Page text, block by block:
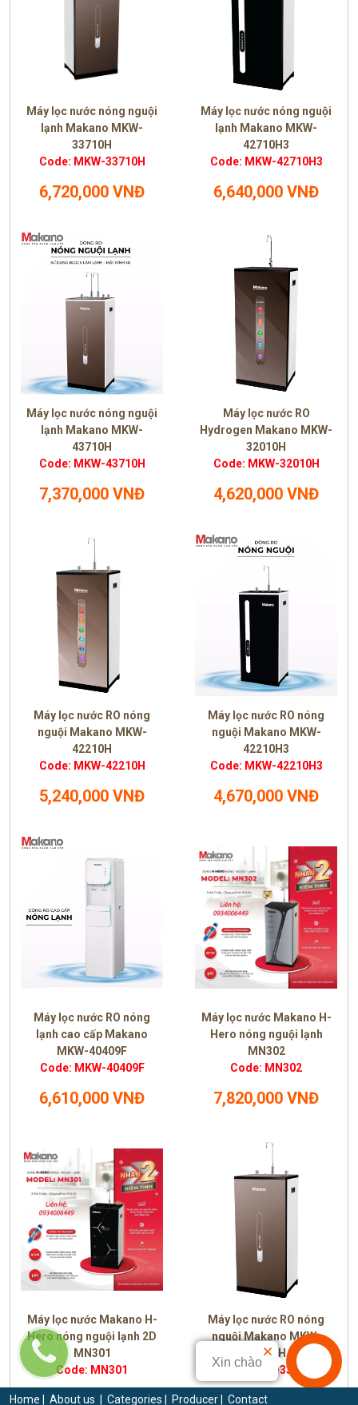
Máy lọc nước nóng nguội
lạnh Makano MKW-
33710H
Code: MKW-33710H
6,720,000 VNĐ
Máy lọc nước nóng nguội
lạnh Makano MKW-
42710H3
Code: MKW-42710H3
6,640,000 VNĐ
Máy lọc nước nóng nguội
lạnh Makano MKW-
43710H
Code: MKW-43710H
7,370,000 VNĐ
Máy lọc nước RO
Hydrogen Makano MKW-
32010H
Code: MKW-32010H
4,620,000 VNĐ
Máy lọc nước RO nóng
nguội Makano MKW-
42210H
Code: MKW-42210H
5,240,000 VNĐ
Máy lọc nước RO nóng
nguội Makano MKW-
42210H3
Code: MKW-42210H3
4,670,000 VNĐ
Máy lọc nước RO nóng
lạnh cao cấp Makano
MKW-40409F
Code: MKW-40409F
6,610,000 VNĐ
Máy lọc nước Makano H-
Hero nóng nguội lạnh
MN302
Code: MN302
7,820,000 VNĐ
Máy lọc nước Makano H-
Hero nóng nguội lạnh 2D
MN301
Code: MN301
7,650,000 VNĐ
Máy lọc nước RO nóng
nguội Makano MKW-
33210H
Code: MKW-33210H
4,860,000 VNĐ
Home About us Categories Producer Contact
Xin chào